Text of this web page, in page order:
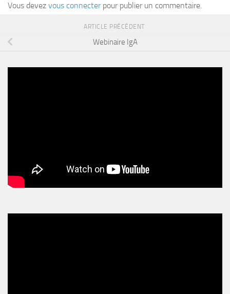
Vous devez vous connecterpour publier un commentaire.
ARTICLE PRÉCÉDENT
Webinaire IgA